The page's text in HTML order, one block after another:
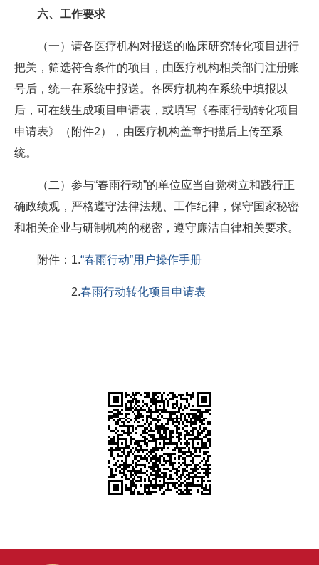
六、工作要求
（一）请各医疗机构对报送的临床研究转化项目进行
把关，筛选符合条件的项目，由医疗机构相关部门注册账
号后，统一在系统中报送。各医疗机构在系统中填报以
后，可在线生成项目申请表，或填写《春雨行动转化项目
申请表》（附件2），由医疗机构盖章扫描后上传至系
统。
（二）参与“春雨行动”的单位应当自觉树立和践行正
确政绩观，严格遵守法律法规、工作纪律，保守国家秘密
和相关企业与研制机构的秘密，遵守廉洁自律相关要求。
附件：1.“春雨行动”用户操作手册
2.春雨行动转化项目申请表